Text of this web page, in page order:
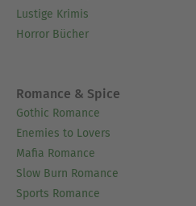
Lustige Krimis
Horror Bücher
Romance & Spice
Gothic Romance
Enemies to Lovers
Mafia Romance
Slow Burn Romance
Sports Romance